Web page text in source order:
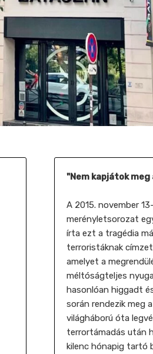
"Nem kapjátok
A 2015. november
merényletsorozat
írta ezt a tragédia
terroristáknak
amelyet a
méltóságteljes
hasonlóan higgadt
során rendezik meg
világháború óta
terrortámadás után
kilenc hónapig tartó